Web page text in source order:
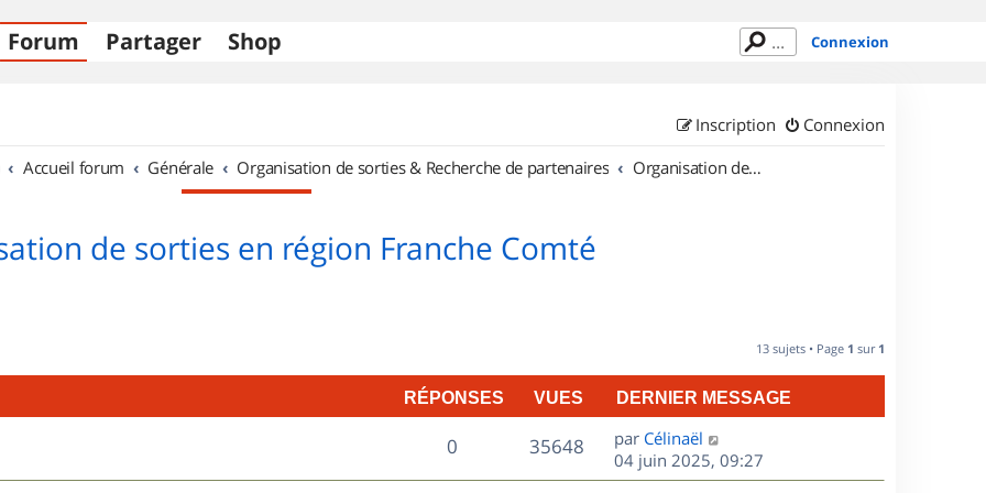
Forum Partager Shop Connexion
Connexion
Inscription
Accueil forum Générale Organisation de sorties & Recherche de partenaires Organisation de sorties en région Franche Comté
de sorties en région Franche Comté
13 sujets • Page 1 sur 1
RÉPONSES VUES DERNIER MESSAGE
0R
é
35648V
u
D
e
r
par Célinaël
04 juin 2025, 09:27